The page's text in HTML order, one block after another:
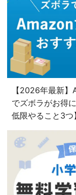
【2026年最新
でズボラがお得
低限やること3つ】